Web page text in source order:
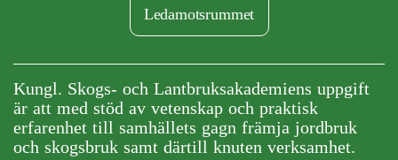
Ledamotsrummet
Kungl. Skogs- och Lantbruksakademiens uppgift
är att med stöd av vetenskap och praktisk
erfarenhet till samhällets gagn främja jordbruk
och skogsbruk samt därtill knuten verksamhet.